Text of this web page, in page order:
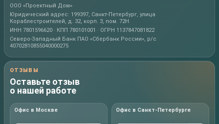
ООО «Проектный Дом»
Юридический адрес: 199397, Санкт-Петербург, улица
Кораблестроителей, д. 32, корп. 3, пом. 72Н
ИНН 7801596620 · КПП 780101001 · ОГРН 1137847081822
Северо-Западный Банк ПАО «Сбербанк России», р/с
40702810855040000275
ОТЗЫВЫ
Оставьте отзыв
о нашей работе
Офис в Москве Офис в Санкт-Петербурге